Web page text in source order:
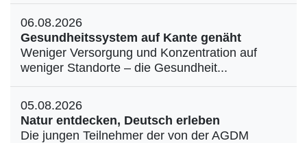
06.08.2026
Gesundheitssystem auf Kante genäht
Weniger Versorgung und Konzentration auf
weniger Standorte – die Gesundheit...
05.08.2026
Natur entdecken, Deutsch erleben
Die jungen Teilnehmer der von der AGDM